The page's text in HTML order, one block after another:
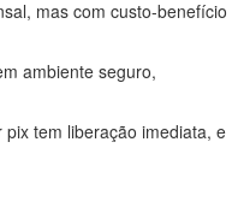
mas com custo-benefício
ambiente seguro,
tem liberação imediata, e